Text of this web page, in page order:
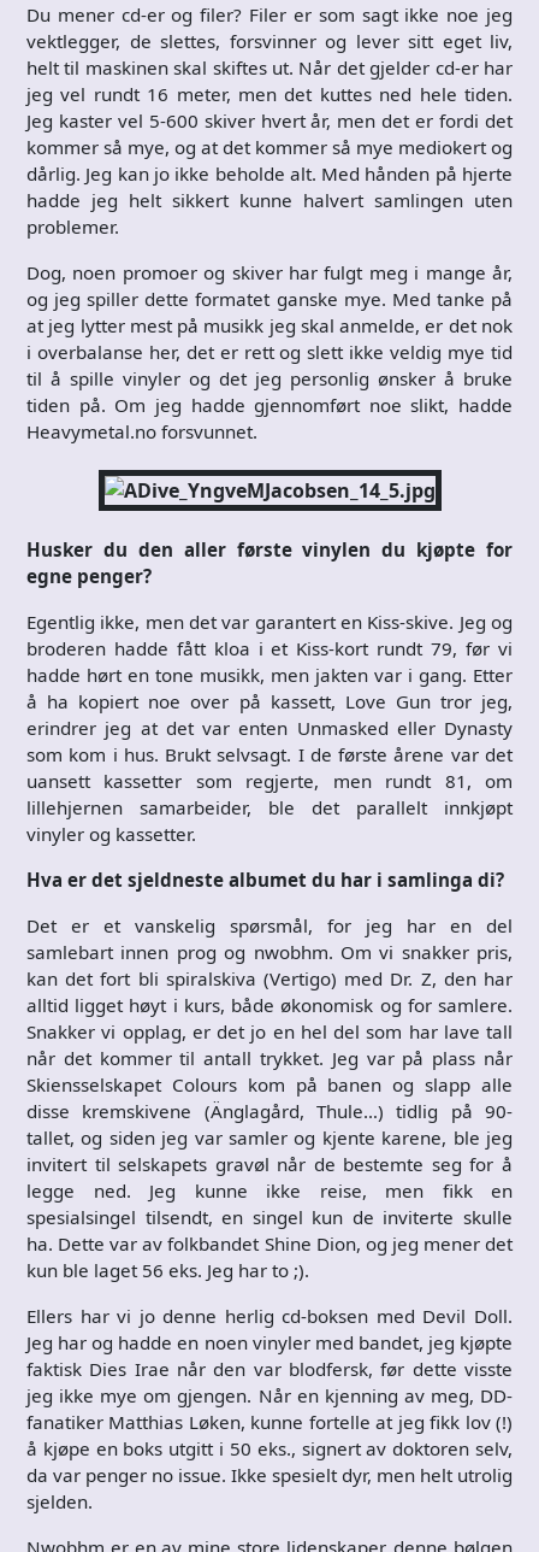
Du mener cd-er og filer? Filer er som sagt ikke noe jeg
vektlegger, de slettes, forsvinner og lever sitt eget liv,
helt til maskinen skal skiftes ut. Når det gjelder cd-er har
jeg vel rundt 16 meter, men det kuttes ned hele tiden.
Jeg kaster vel 5-600 skiver hvert år, men det er fordi det
kommer så mye, og at det kommer så mye mediokert og
dårlig. Jeg kan jo ikke beholde alt. Med hånden på hjerte
hadde jeg helt sikkert kunne halvert samlingen uten
problemer.
Dog, noen promoer og skiver har fulgt meg i mange år,
og jeg spiller dette formatet ganske mye. Med tanke på
at jeg lytter mest på musikk jeg skal anmelde, er det nok
i overbalanse her, det er rett og slett ikke veldig mye tid
til å spille vinyler og det jeg personlig ønsker å bruke
tiden på. Om jeg hadde gjennomført noe slikt, hadde
Heavymetal.no forsvunnet.
Husker du den aller første vinylen du kjøpte for
egne penger?
Egentlig ikke, men det var garantert en Kiss-skive. Jeg og
broderen hadde fått kloa i et Kiss-kort rundt 79, før vi
hadde hørt en tone musikk, men jakten var i gang. Etter
å ha kopiert noe over på kassett, Love Gun tror jeg,
erindrer jeg at det var enten Unmasked eller Dynasty
som kom i hus. Brukt selvsagt. I de første årene var det
uansett kassetter som regjerte, men rundt 81, om
lillehjernen samarbeider, ble det parallelt innkjøpt
vinyler og kassetter.
Hva er det sjeldneste albumet du har i samlinga di?
Det er et vanskelig spørsmål, for jeg har en del
samlebart innen prog og nwobhm. Om vi snakker pris,
kan det fort bli spiralskiva (Vertigo) med Dr. Z, den har
alltid ligget høyt i kurs, både økonomisk og for samlere.
Snakker vi opplag, er det jo en hel del som har lave tall
når det kommer til antall trykket. Jeg var på plass når
Skiensselskapet Colours kom på banen og slapp alle
disse kremskivene (Änglagård, Thule…) tidlig på 90-
tallet, og siden jeg var samler og kjente karene, ble jeg
invitert til selskapets gravøl når de bestemte seg for å
legge ned. Jeg kunne ikke reise, men fikk en
spesialsingel tilsendt, en singel kun de inviterte skulle
ha. Dette var av folkbandet Shine Dion, og jeg mener det
kun ble laget 56 eks. Jeg har to ;).
Ellers har vi jo denne herlig cd-boksen med Devil Doll.
Jeg har og hadde en noen vinyler med bandet, jeg kjøpte
faktisk Dies Irae når den var blodfersk, før dette visste
jeg ikke mye om gjengen. Når en kjenning av meg, DD-
fanatiker Matthias Løken, kunne fortelle at jeg fikk lov (!)
å kjøpe en boks utgitt i 50 eks., signert av doktoren selv,
da var penger no issue. Ikke spesielt dyr, men helt utrolig
sjelden.
Nwobhm er en av mine store lidenskaper, denne bølgen